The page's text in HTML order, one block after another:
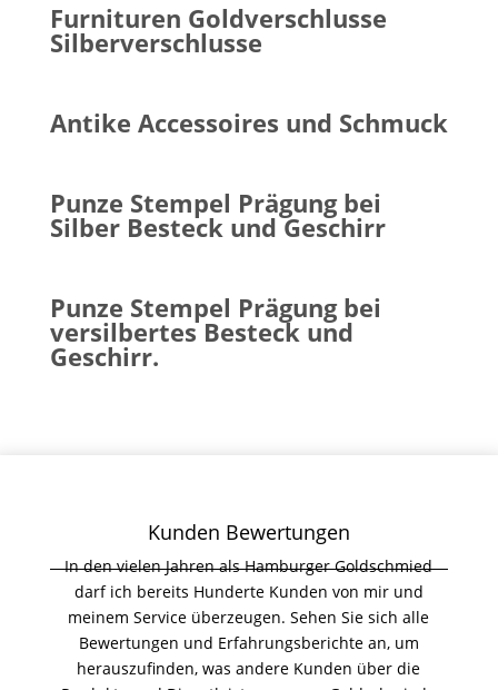
Furnituren Goldverschlusse
Silberverschlusse
Antike Accessoires und Schmuck
Punze Stempel Prägung bei
Silber Besteck und Geschirr
Punze Stempel Prägung bei
versilbertes Besteck und
Geschirr.
Kunden Bewertungen
In den vielen Jahren als Hamburger Goldschmied
darf ich bereits Hunderte Kunden von mir und
meinem Service überzeugen. Sehen Sie sich alle
Bewertungen und Erfahrungsberichte an, um
herauszufinden, was andere Kunden über die